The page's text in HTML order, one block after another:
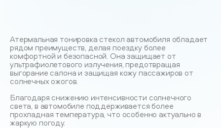
Атермальная тонировка стекол автомобиля обладает
рядом преимуществ, делая поездку более
комфортной и безопасной. Она защищает от
ультрафиолетового излучения, предотвращая
выгорание салона и защищая кожу пассажиров от
солнечных ожогов.
Благодаря снижению интенсивности солнечного
света, в автомобиле поддерживается более
прохладная температура, что особенно актуально в
жаркую погоду.